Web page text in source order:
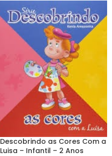
Descobrindo as Cores Com a
Luisa – Infantil – 2 Anos